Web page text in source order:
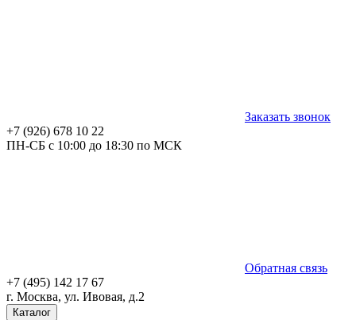
Заказать звонок
+7 (926) 678 10 22
ПН-СБ с 10:00 до 18:30 по МСК
Обратная связь
+7 (495) 142 17 67
г. Москва, ул. Ивовая, д.2
Каталог